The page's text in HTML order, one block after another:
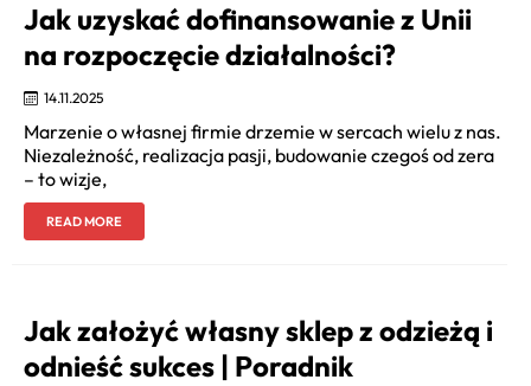
Jak uzyskać dofinansowanie z Unii
na rozpoczęcie działalności?
14.11.2025
Marzenie o własnej firmie drzemie w sercach wielu z nas.
Niezależność, realizacja pasji, budowanie czegoś od zera
– to wizje,
READ MORE
Jak założyć własny sklep z odzieżą i
odnieść sukces | Poradnik